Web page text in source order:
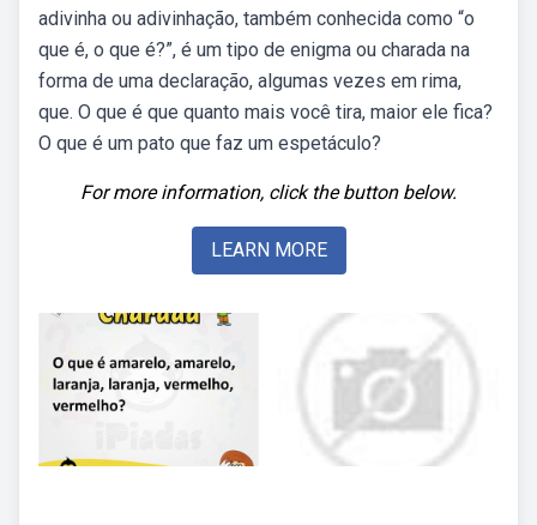
adivinha ou adivinhação, também conhecida como “o
que é, o que é?”, é um tipo de enigma ou charada na
forma de uma declaração, algumas vezes em rima,
que. O que é que quanto mais você tira, maior ele fica?
O que é um pato que faz um espetáculo?
For more information, click the button below.
LEARN MORE